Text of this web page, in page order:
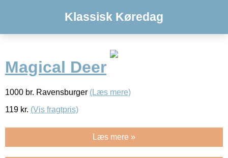
Klassisk Køredag
Magical Deer
1000 br. Ravensburger (Læs mere)
119 kr. (Vis fragtpris)
Læs mere »